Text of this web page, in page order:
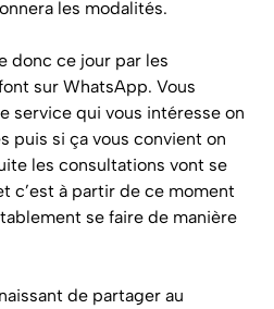
les modalités.
donc ce jour par les
sur WhatsApp. Vous
service qui vous intéresse on
puis si ça vous convient on
les consultations vont se
c’est à partir de ce moment
se faire de manière
de partager au